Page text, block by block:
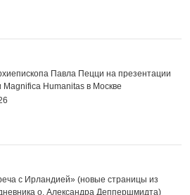
Павла Пецци на презентации
Magnifica Нumanitas в Москве
с Ирландией» (новые страницы из
о. Александра Деппершмидта)